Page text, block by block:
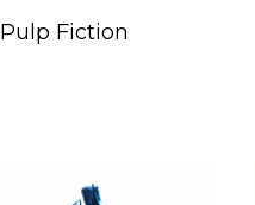
Pulp Fiction